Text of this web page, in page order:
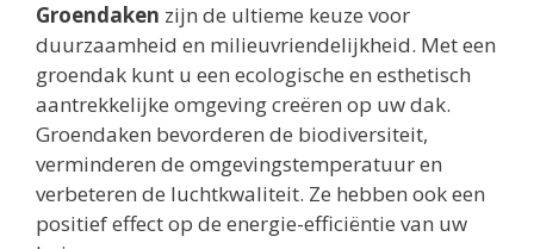
Groendaken zijn de ultieme keuze voor
duurzaamheid en milieuvriendelijkheid. Met een
groendak kunt u een ecologische en esthetisch
aantrekkelijke omgeving creëren op uw dak.
Groendaken bevorderen de biodiversiteit,
verminderen de omgevingstemperatuur en
verbeteren de luchtkwaliteit. Ze hebben ook een
positief effect op de energie-efficiëntie van uw